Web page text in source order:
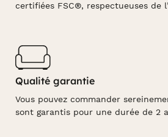
certifiées FSC®, respectueuses de
Qualité garantie
Vous pouvez commander
sont garantis pour une durée de 2